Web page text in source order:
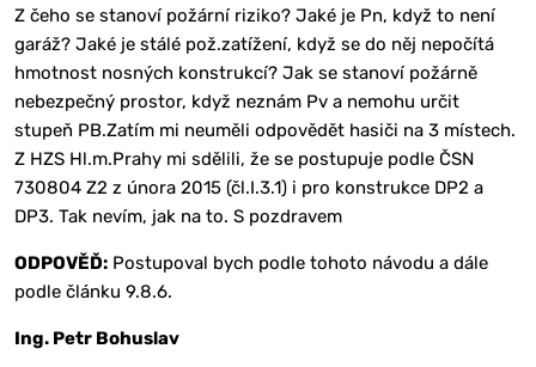
Z čeho se stanoví požární riziko? Jaké je Pn, když to není
garáž? Jaké je stálé pož.zatížení, když se do něj nepočítá
hmotnost nosných konstrukcí? Jak se stanoví požárně
nebezpečný prostor, když neznám Pv a nemohu určit
stupeň PB.Zatím mi neuměli odpovědět hasiči na 3 místech.
Z HZS Hl.m.Prahy mi sdělili, že se postupuje podle ČSN
730804 Z2 z února 2015 (čl.I.3.1) i pro konstrukce DP2 a
DP3. Tak nevím, jak na to. S pozdravem
ODPOVĚĎ:Postupoval bych podle tohoto návodu a dále
podle článku 9.8.6.
Ing. Petr Bohuslav